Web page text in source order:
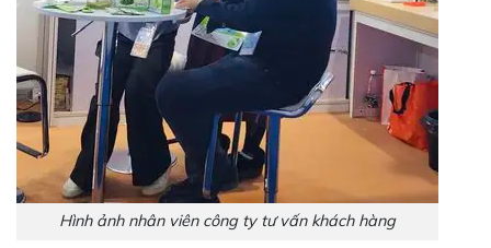
Hình ảnh nhân viên công ty tư vấn khách hàng